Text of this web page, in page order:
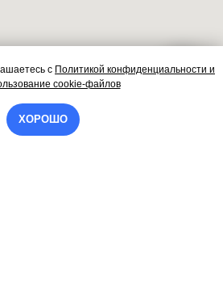
с Политикой конфиденциальности и
cookie-файлов
ХОРОШО
Контакты